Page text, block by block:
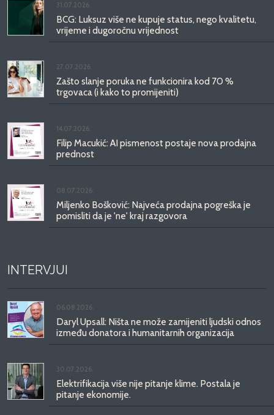
31.07.2026.
BCG: Luksuz više ne kupuje status, nego kvalitetu,
vrijeme i dugoročnu vrijednost
27.07.2026.
Zašto slanje poruka ne funkcionira kod 70 %
trgovaca (i kako to promijeniti)
14.07.2026.
Filip Macukić: AI pismenost postaje nova prodajna
prednost
08.07.2026.
Miljenko Bošković: Najveća prodajna pogreška je
pomisliti da je 'ne' kraj razgovora
INTERVJUI
06.08.2026.
Daryl Upsall: Ništa ne može zamijeniti ljudski odnos
između donatora i humanitarnih organizacija
30.07.2026.
Elektrifikacija više nije pitanje klime. Postala je
pitanje ekonomije.